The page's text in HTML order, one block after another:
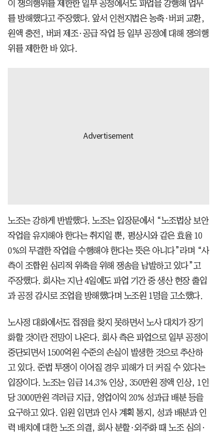
이 쟁의행위를 제한한 일부 공정에서도 파업을 강행해 업무
를 방해했다고 주장했다. 앞서 인천지법은 농축·버퍼 교환,
원액 충전, 버퍼 제조·공급 작업 등 일부 공정에 대해 쟁의행
위를 제한한 바 있다.
노조는 강하게 반발했다. 노조는 입장문에서 “노조법상 보안
작업을 유지해야 한다는 취지일 뿐, 평상시와 같은 효율 10
0%의 무결한 작업을 수행해야 한다는 뜻은 아니다”라며 “사
측이 조합원 심리적 위축을 위해 쟁송을 남발하고 있다”고
주장했다. 회사는 지난 4일에도 파업 기간 중 생산 현장 출입
과 공정 감시로 조업을 방해했다며 노조원 1명을 고소했다.
노사정 대화에서도 접점을 찾지 못하면서 노사 대치가 장기
화할 것이란 전망이 나온다. 회사 측은 파업으로 일부 공정이
중단되면서 1500억원 수준의 손실이 발생한 것으로 추산하
고 있다. 준법 투쟁이 이어질 경우 피해가 더 커질 수 있다는
입장이다. 노조는 임금 14.3% 인상, 350만원 정액 인상, 1인
당 3000만원 격려금 지급, 영업이익 20% 성과급 배분 등을
요구하고 있다. 임원 임면과 인사 계획 통지, 성과 배분과 인
력 배치에 대한 노조 의결, 회사 분할·외주화 때 노조 심의·